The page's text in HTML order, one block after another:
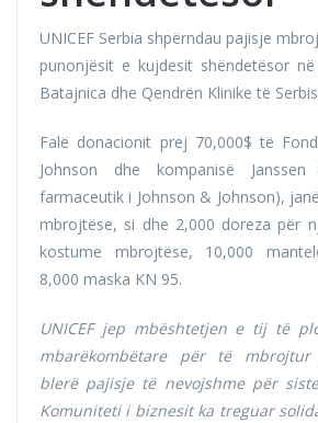
UNICEF Serbia shpërndau pajisje
punonjësit e kujdesit shëndetësor
Batajnica dhe Qendrën Klinike të
Falë donacionit prej 70,000$ të
Johnson dhe kompanisë
farmaceutik i Johnson & Johnson),
mbrojtëse, si dhe 2,000 doreza për
kostume mbrojtëse, 10,000
8,000 maska KN 95.
UNICEF jepmbështetjen e tij të
mbarëkombëtare për të
blerë pajisje të nevojshme për
Komuniteti i biznesit ka treguar